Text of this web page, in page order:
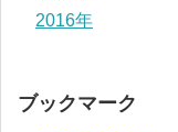
2016年
ブックマーク